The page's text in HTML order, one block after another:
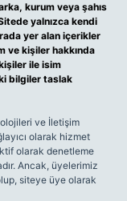
kurum veya şahıs
yalnızca kendi
yer alan içerikler
ve kişiler hakkında
ile isim
bilgiler taslak
ve İletişim
olarak hizmet
olarak denetleme
Ancak, üyelerimiz
siteye üye olarak